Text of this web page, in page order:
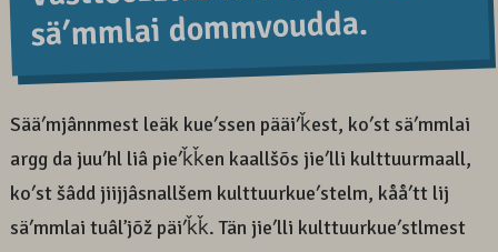
säʹmmlai dommvoudda.
Sääʹmjânnmest leäk kueʹssen pääiʹǩest, koʹst säʹmmlai
argg da juuʹhl liâ pieʹǩǩen kaallšõs jieʹlli kulttuurmaall,
koʹst šâdd jiijjâsnallšem kulttuurkueʹstelm, kååʹtt lij
säʹmmlai tuâlʼjõž päiʹǩǩ. Tän jieʹlli kulttuurkueʹstlmest